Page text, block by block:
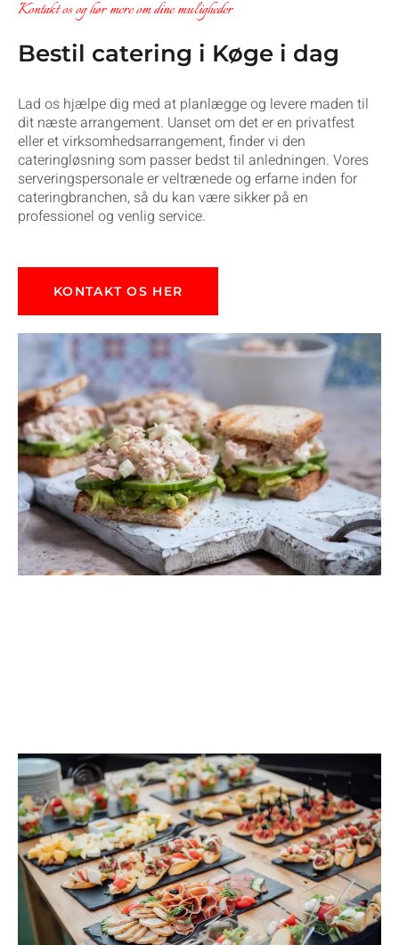
Kontakt os og hør mere om dine muligheder
Bestil catering i Køge i dag
Lad os hjælpe dig med at planlægge og levere maden til
dit næste arrangement. Uanset om det er en privatfest
eller et virksomhedsarrangement, finder vi den
cateringløsning som passer bedst til anledningen. Vores
serveringspersonale er veltrænede og erfarne inden for
cateringbranchen, så du kan være sikker på en
professionel og venlig service.
KONTAKT OS HER